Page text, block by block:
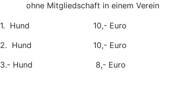
ohne Mitgliedschaft in einem Verein
1. Hund
2. Hund
3.- Hund
10,- Euro
10,- Euro
8,- Euro